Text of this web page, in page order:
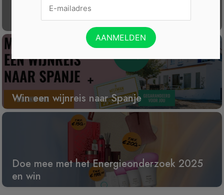
Gratis Princess elektrische kachel t.w.v. €
Win een wijnreis naar Spanje
Doe mee met het Energieonderzoek 2025
en win